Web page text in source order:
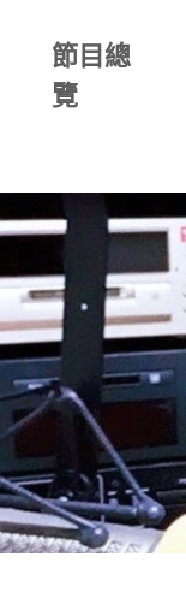
節目總
覽